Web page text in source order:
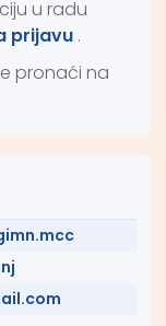
u radu
prijavu .
pronaći na